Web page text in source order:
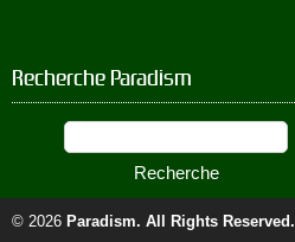
Recherche Paradism
© 2026 Paradism. All Rights Reserved.